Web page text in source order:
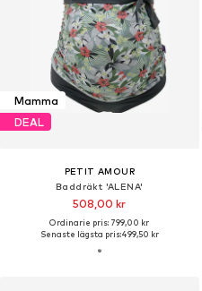
Mamma
DEAL
PETIT AMOUR
Baddräkt 'ALENA'
508,00 kr
Ordinarie pris: 799,00 kr
Senaste lägsta pris:499,50 kr